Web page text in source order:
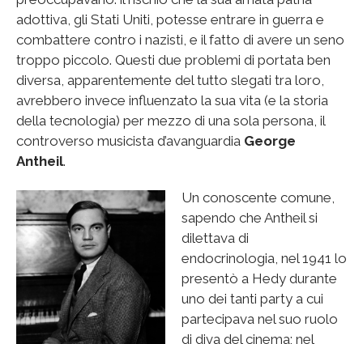
adottiva, gli Stati Uniti, potesse entrare in guerra e
combattere contro i nazisti, e il fatto di avere un seno
troppo piccolo. Questi due problemi di portata ben
diversa, apparentemente del tutto slegati tra loro,
avrebbero invece influenzato la sua vita (e la storia
della tecnologia) per mezzo di una sola persona, il
controverso musicista d’avanguardia George
Antheil.
Un conoscente comune,
sapendo che Antheil si
dilettava di
endocrinologia, nel 1941 lo
presentò a Hedy durante
uno dei tanti party a cui
partecipava nel suo ruolo
di diva del cinema; nel